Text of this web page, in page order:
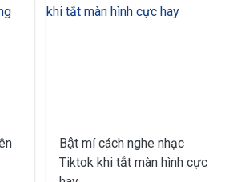
Bật mí cách nghe nhạc
Tiktok khi tắt màn hình cực